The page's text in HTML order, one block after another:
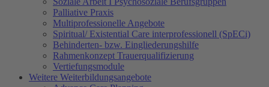
Palliative Praxis
Multiprofessionelle Angebote
Spiritual/ Existential Care interprofessionell (SpECi)
Behinderten- bzw. Eingliederungshilfe
Rahmenkonzept Trauerqualifizierung
Vertiefungsmodule
Weitere Weiterbildungsangebote